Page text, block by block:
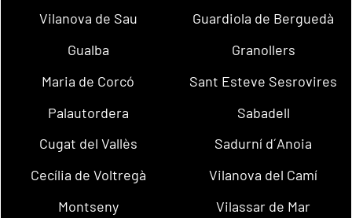
Vilanova de Sau
Guardiola de Berguedà
Gualba
Granollers
Maria de Corcó
Sant Esteve Sesrovires
Palautordera
Sabadell
Cugat del Vallès
Sadurní d´Anoia
Cecília de Voltregà
Vilanova del Camí
Montseny
Vilassar de Mar